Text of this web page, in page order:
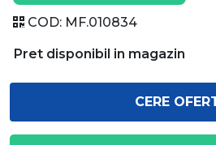
COD: MF.010834
Pret disponibil in magazin
CERE